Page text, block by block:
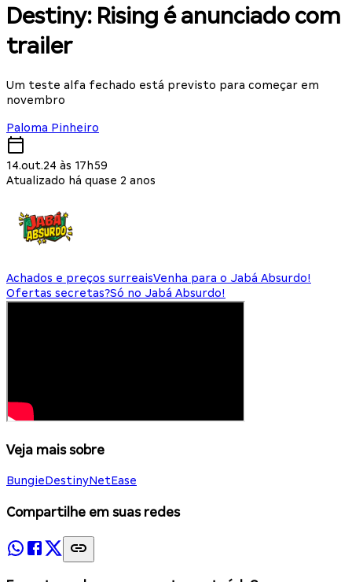
Destiny: Rising é anunciado com
trailer
Um teste alfa fechado está previsto para começar em
novembro
Paloma Pinheiro
14.out.24 às 17h59
Atualizado há quase 2 anos
Achados e preços surreaisVenha para o Jabá Absurdo!
Ofertas secretas?Só no Jabá Absurdo!
Veja mais sobre
BungieDestinyNetEase
Compartilhe em suas redes